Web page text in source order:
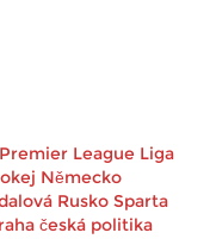
Premier League Liga
Německo
Rusko Sparta
česká politika